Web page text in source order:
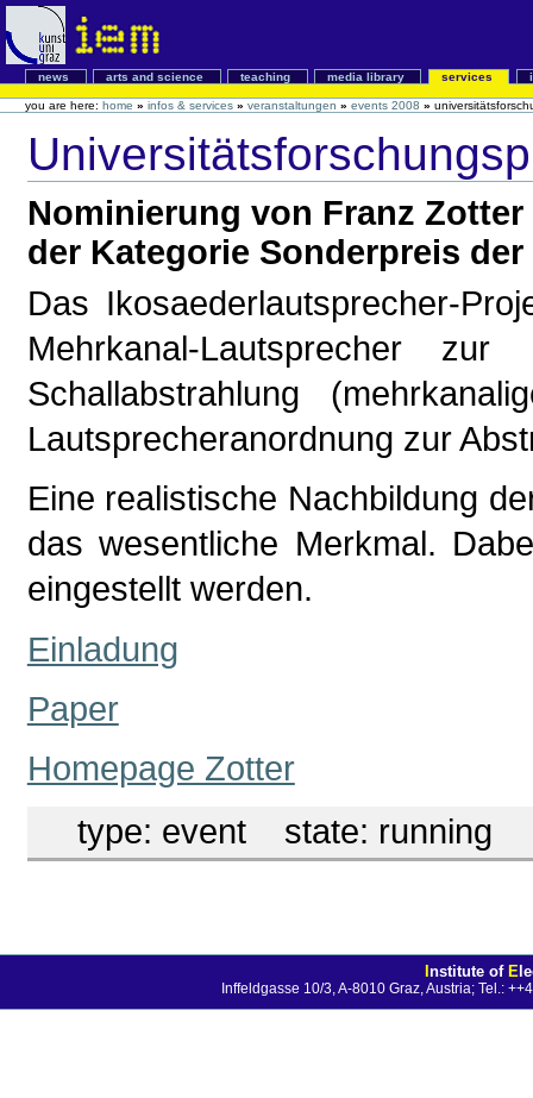
news arts and science teaching media library services
you are here: home » infos & services » veranstaltungen » events 2008 »
Nominierung von Franz
der Kategorie Sonderpreis
Das Ikosaederlautsprecher-
Mehrkanal-Lautsprecher zur
Schallabstrahlung
Lautsprecheranordnung zur
Eine realistische Nachbildung
das wesentliche Merkmal.
eingestellt werden.
Einladung
Paper
Homepage Zotter
type: eventstate: running
Institute of E
Inffeldgasse 10/3, A-8010 Graz, Austria; Tel.: